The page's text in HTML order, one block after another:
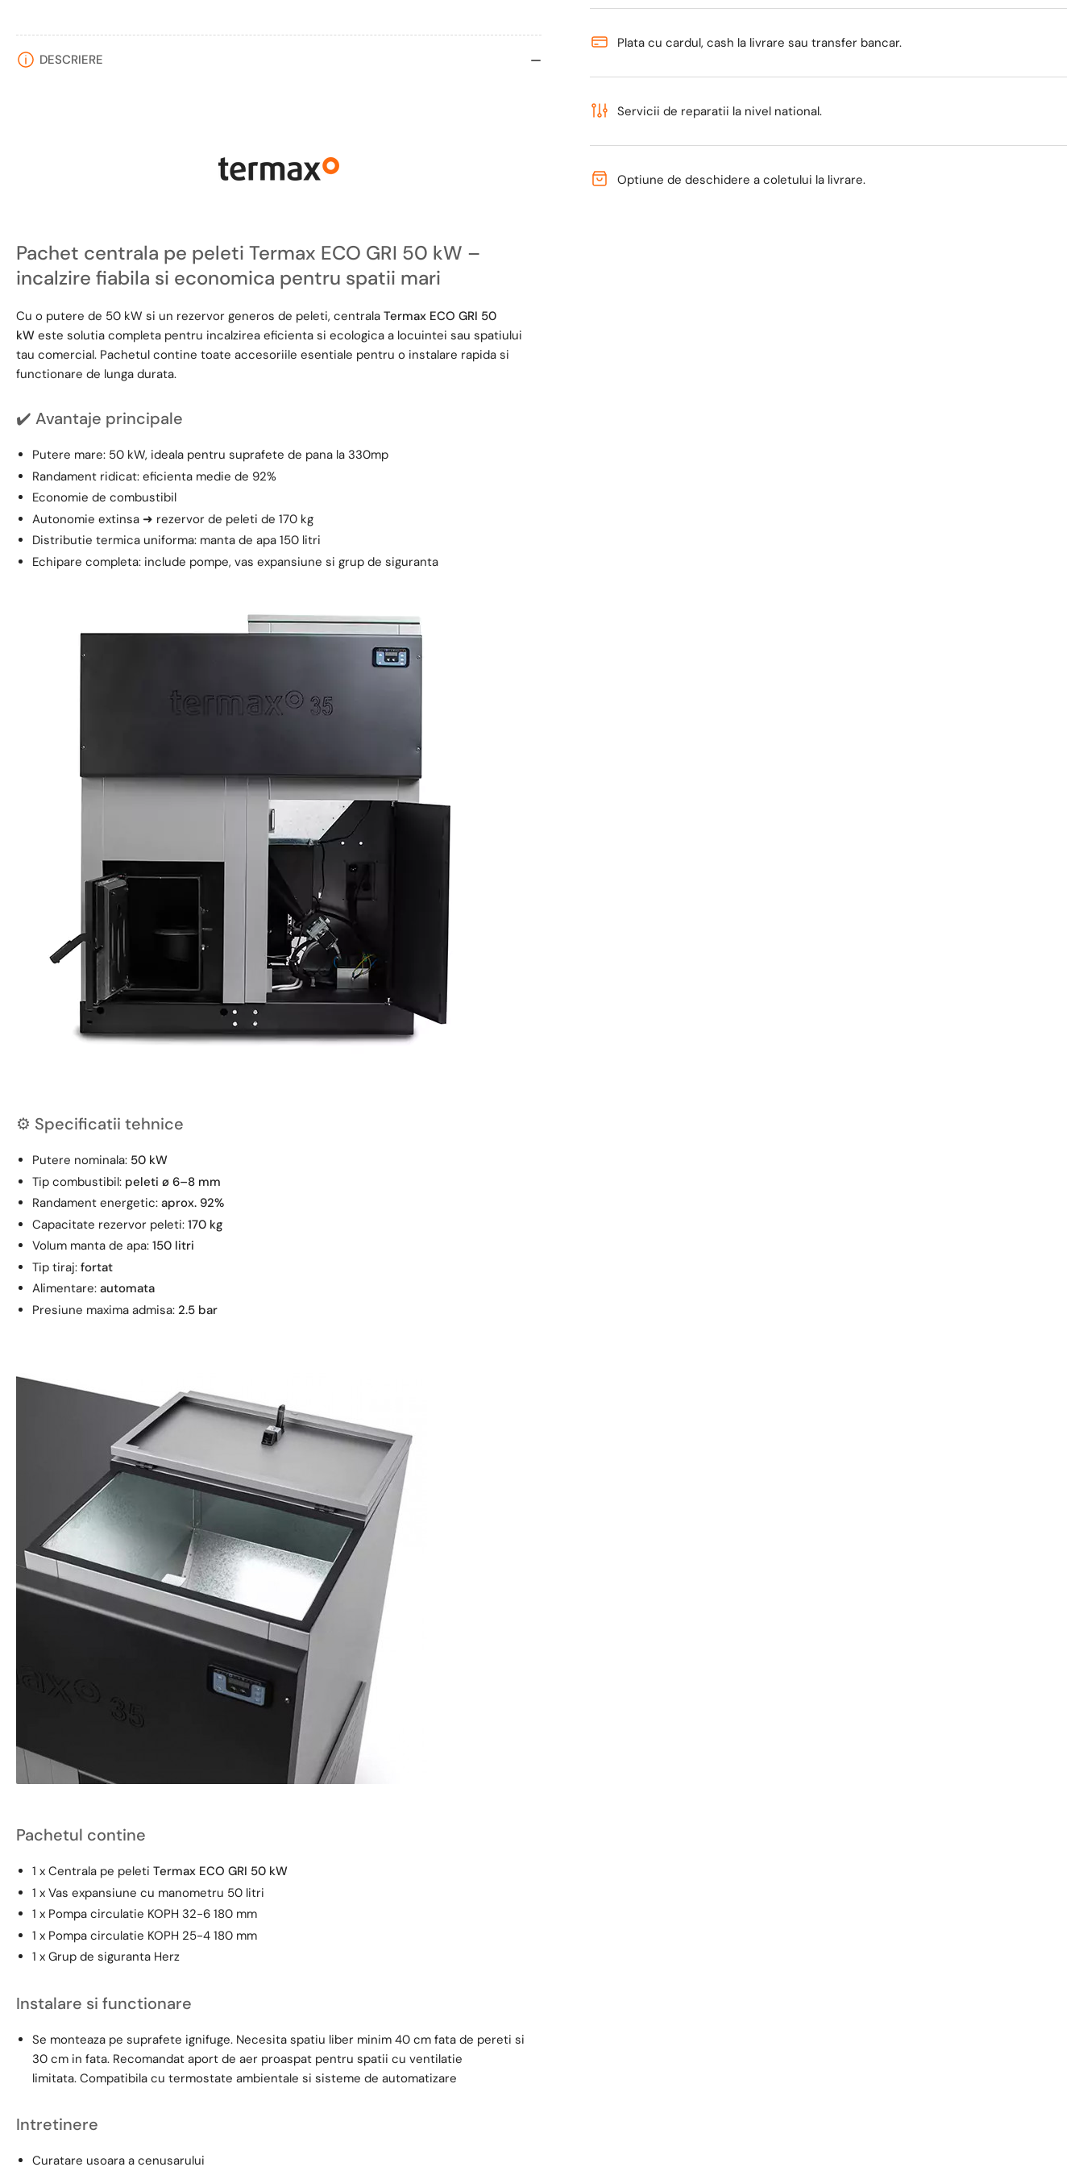
330
buncar
kg,
expansiune
litri,
330
buncar
kg,
expansiune
litri,
Plata cu cardul, cash la livrare sau transfer bancar.
Servicii de reparatii la nivel national.
Optiune de deschidere a coletului la livrare.
DESCRIERE
Pachet centrala pe peleti Termax ECO GRI 50 kW –
incalzire fiabila si economica pentru spatii mari
Cu o putere de 50 kW si un rezervor generos de peleti, centrala Termax ECO GRI 50
kW este solutia completa pentru incalzirea eficienta si ecologica a locuintei sau spatiului
tau comercial. Pachetul contine toate accesoriile esentiale pentru o instalare rapida si
functionare de lunga durata.
✔️ Avantaje principale
Putere mare: 50 kW, ideala pentru suprafete de pana la 330mp
Randament ridicat: eficienta medie de 92%
Economie de combustibil
Autonomie extinsa ➜ rezervor de peleti de 170 kg
Distributie termica uniforma: manta de apa 150 litri
Echipare completa: include pompe, vas expansiune si grup de siguranta
⚙️ Specificatii tehnice
Putere nominala: 50 kW
Tip combustibil: peleti ø 6–8 mm
Randament energetic: aprox. 92%
Capacitate rezervor peleti: 170 kg
Volum manta de apa: 150 litri
Tip tiraj: fortat
Alimentare: automata
Presiune maxima admisa: 2.5 bar
Pachetul contine
1 x Centrala pe peleti Termax ECO GRI 50 kW
1 x Vas expansiune cu manometru 50 litri
1 x Pompa circulatie KOPH 32-6 180 mm
1 x Pompa circulatie KOPH 25-4 180 mm
1 x Grup de siguranta Herz
Instalare si functionare
Se monteaza pe suprafete ignifuge. Necesita spatiu liber minim 40 cm fata de pereti si
30 cm in fata. Recomandat aport de aer proaspat pentru spatii cu ventilatie
limitata. Compatibila cu termostate ambientale si sisteme de automatizare
Intretinere
Curatare usoara a cenusarului